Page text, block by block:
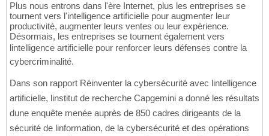
Plus nous entrons dans l'ère Internet, plus les entreprises se
tournent vers l'intelligence artificielle pour augmenter leur
productivité, augmenter leurs ventes ou leur expérience.
Désormais, les entreprises se tournent également vers
lintelligence artificielle pour renforcer leurs défenses contre la
cybercriminalité.
Dans son rapport Réinventer la cybersécurité avec lintelligence
artificielle, linstitut de recherche Capgemini a donné les résultats
dune enquête menée auprès de 850 cadres dirigeants de la
sécurité de linformation, de la cybersécurité et des opérations